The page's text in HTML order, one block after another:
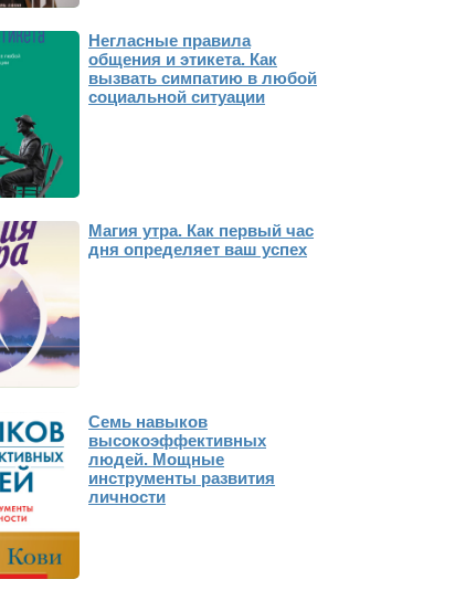
Негласные правила
общения и этикета. Как
вызвать симпатию в любой
социальной ситуации
Магия утра. Как первый час
дня определяет ваш успех
Семь навыков
высокоэффективных
людей. Мощные
инструменты развития
личности